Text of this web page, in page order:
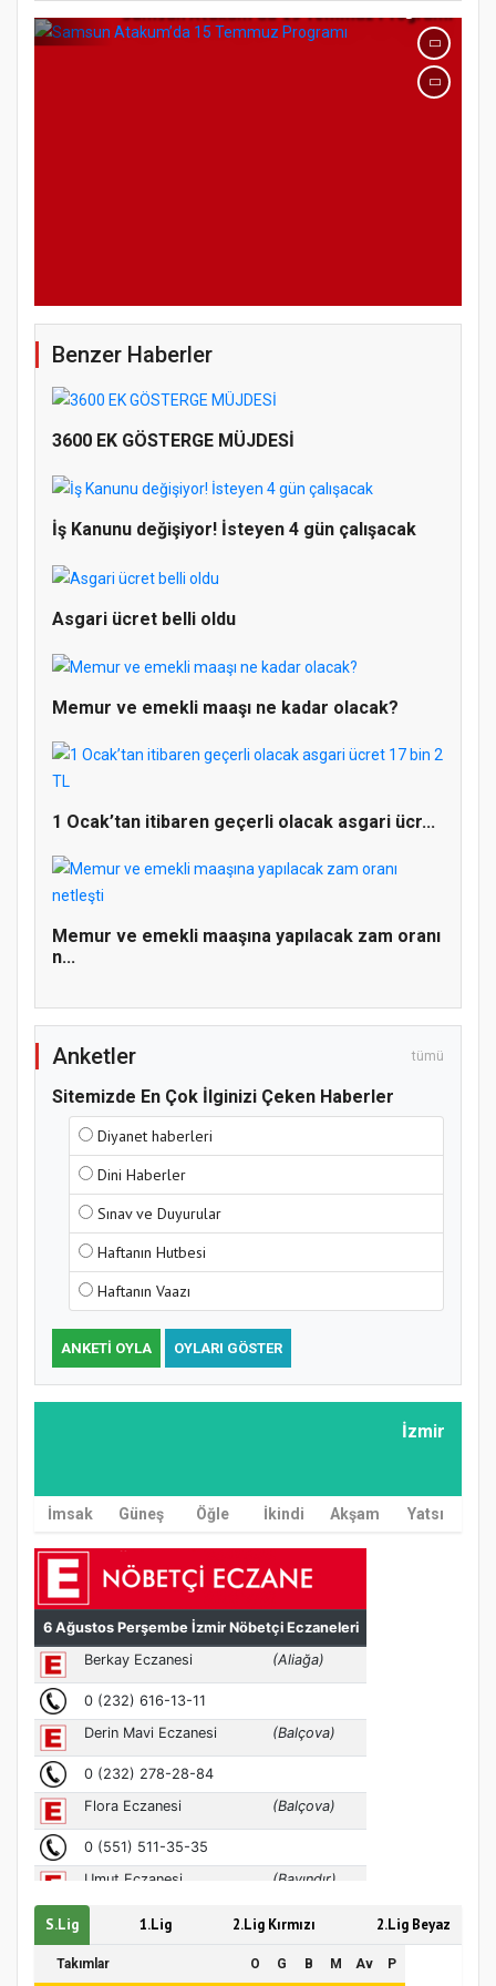
Doğanyol'da Temel Dini Bilgiler Sınavı
MÜFTÜ ABULSELAM ÖZDERE’YE ZİYARET
Benzer Haberler
3600 EK GÖSTERGE MÜJDESİ
İş Kanunu değişiyor! İsteyen 4 gün çalışacak
Asgari ücret belli oldu
Memur ve emekli maaşı ne kadar olacak?
1 Ocak’tan itibaren geçerli olacak asgari ücr...
Memur ve emekli maaşına yapılacak zam oranı
n...
Anketler tümü
Sitemizde En Çok İlginizi Çeken Haberler
Diyanet haberleri
Dini Haberler
Sınav ve Duyurular
Haftanın Hutbesi
Haftanın Vaazı
ANKETI OYLA OYLARI GÖSTER
İzmir
İmsak Güneş Öğle İkindi Akşam Yatsı
S.Lig 1.Lig 2.Lig Kırmızı 2.Lig Beyaz
Takımlar O G B M Av P